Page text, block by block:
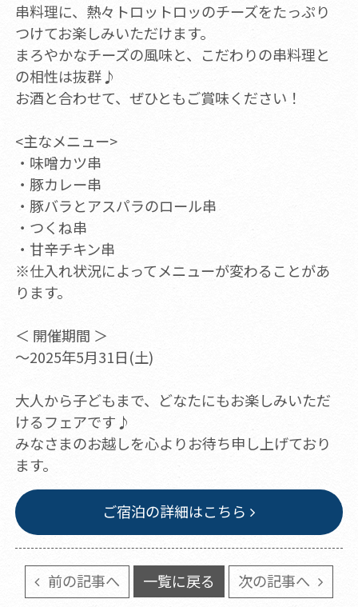
串料理に、熱々トロットロッのチーズをたっぷり
つけてお楽しみいただけます。
まろやかなチーズの風味と、こだわりの串料理と
の相性は抜群♪
お酒と合わせて、ぜひともご賞味ください！
<主なメニュー>
・味噌カツ串
・豚カレー串
・豚バラとアスパラのロール串
・つくね串
・甘辛チキン串
※仕入れ状況によってメニューが変わることがあ
ります。
＜ 開催期間 ＞
～2025年5月31日(土)
大人から子どもまで、どなたにもお楽しみいただ
けるフェアです♪
みなさまのお越しを心よりお待ち申し上げており
ます。
ご宿泊の詳細はこちら
前の記事へ 一覧に戻る 次の記事へ